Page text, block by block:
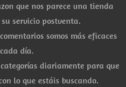
que nos parece una tienda
servicio postventa.
somos más eficaces
día.
diariamente para que
lo que estáis buscando.